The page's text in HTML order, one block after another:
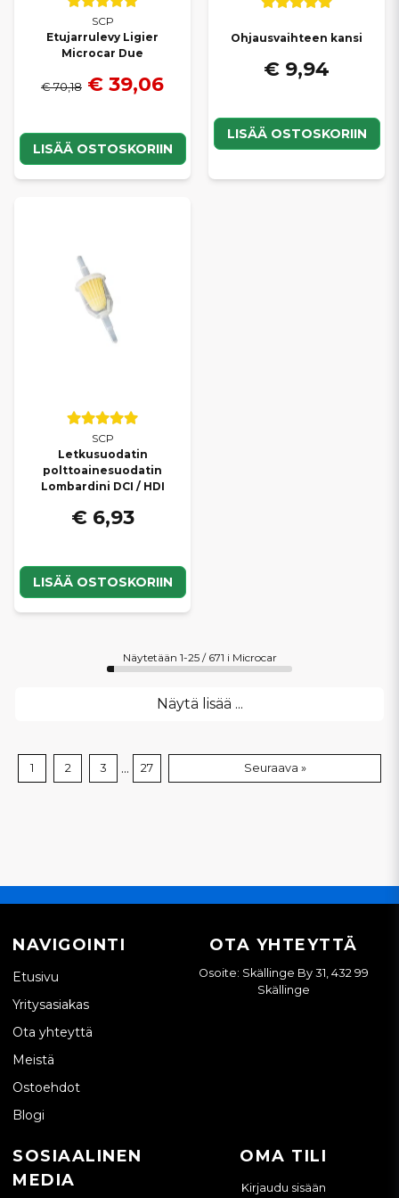
SCP
Etujarrulevy Ligier
Microcar Due
€ 70,18 € 39,06
LISÄÄ OSTOSKORIIN
Ohjausvaihteen kansi
€ 9,94
LISÄÄ OSTOSKORIIN
SCP
Letkusuodatin
polttoainesuodatin
Lombardini DCI / HDI
€ 6,93
LISÄÄ OSTOSKORIIN
Näytetään 1-25 / 671 i Microcar
Näytä lisää ...
1 2 3 ... 27 Seuraava »
NAVIGOINTI
Etusivu
Yritysasiakas
Ota yhteyttä
Meistä
Ostoehdot
Blogi
OTA YHTEYTTÄ
Osoite: Skällinge By 31, 432 99
Skällinge
SOSIAALINEN
MEDIA
OMA TILI
Kirjaudu sisään